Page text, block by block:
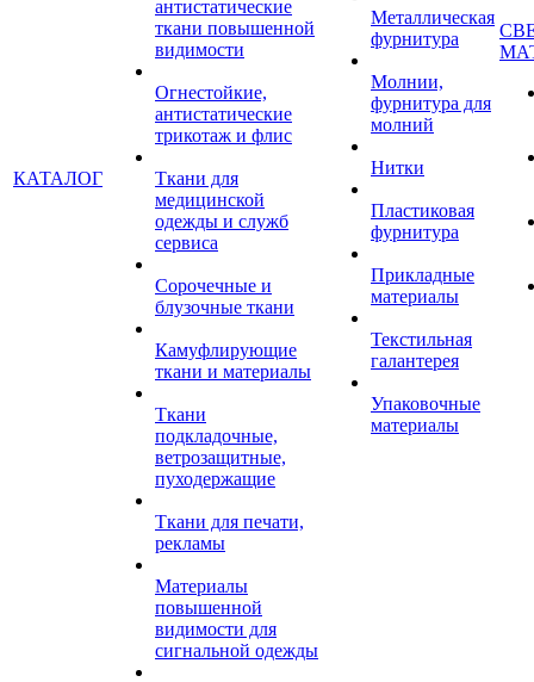
КАТАЛОГ
антистатические
ткани повышенной
видимости
Огнестойкие,
антистатические
трикотаж и флис
Ткани для
медицинской
одежды и служб
сервиса
Сорочечные и
блузочные ткани
Камуфлирующие
ткани и материалы
Ткани
подкладочные,
ветрозащитные,
пуходержащие
Ткани для печати,
рекламы
Материалы
повышенной
видимости для
сигнальной одежды
Металлическая
фурнитура
Молнии,
фурнитура для
молний
Нитки
Пластиковая
фурнитура
Прикладные
материалы
Текстильная
галантерея
Упаковочные
материалы